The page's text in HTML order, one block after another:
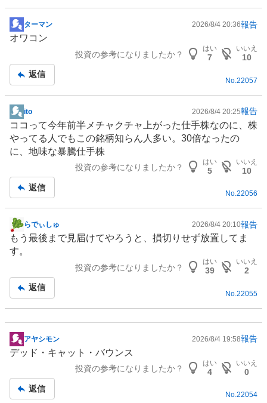
掲
示
事
ターマン 2026/8/4 20:36報告
オワコン
投資の参考になりましたか？
はい
7
いいえ
10
返信
No. 22057
掲
示
板
記
ito 2026/8/4 20:25報告
ココって今年前半メチャクチャ上がった仕手株なのに、株
やってる人でもこの銘柄知らん人多い。30倍なったの
に、地味な暴騰仕手株
投資の参考になりましたか？
はい
5
いいえ
10
返信
No.22056
掲
示
板
らでぃしゅ 2026/8/4 20:10報告
もう最後まで見届けてやろうと、損切りせず放置してま
す。
投資の参考になりましたか？
はい
39
いいえ
2
返信
No. 22055
掲
示
事
アヤシモン 2026/8/4 19:58報告
デッド・キャット・バウンス
投資の参考になりましたか？
はい
4
いいえ
0
返信
No.22054